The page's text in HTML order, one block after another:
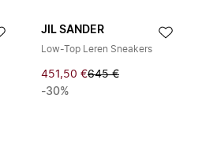
JIL SANDER
Low-Top Leren Sneakers
451,50 €645 €
-30%